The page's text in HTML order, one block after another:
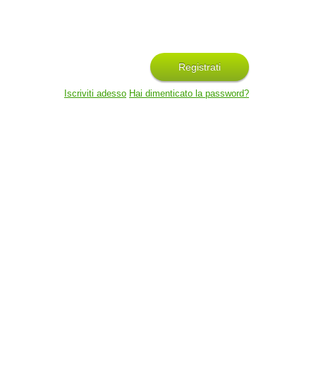
Registrati
Iscriviti adesso Hai dimenticato la password?